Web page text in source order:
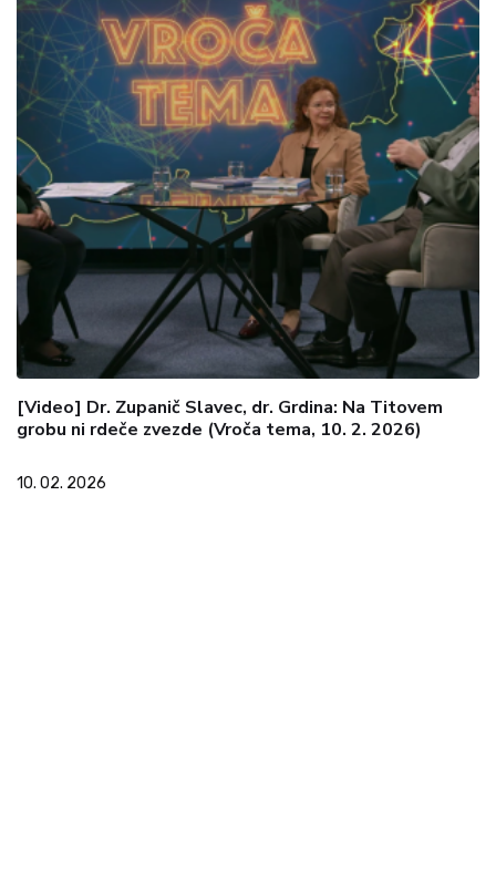
[Video] Dr. Zupanič Slavec, dr. Grdina: Na Titovem
grobu ni rdeče zvezde (Vroča tema, 10. 2. 2026)
10. 02. 2026